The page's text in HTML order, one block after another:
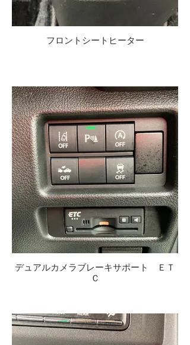
フロントシートヒーター
デュアルカメラブレーキサポート ＥＴ
Ｃ